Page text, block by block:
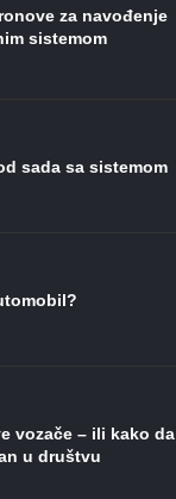
za navođenje
sistemom
sada sa sistemom
vozače – ili kako da
u društvu